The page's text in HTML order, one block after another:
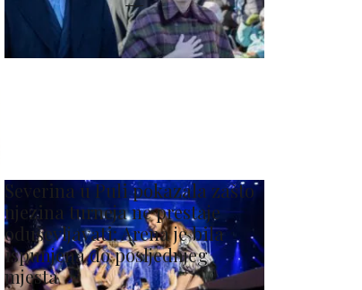
Severina u Puli pokazala zašto
njezina turneja ne prestaje
oduševljavati: Arena je bila
ispunjena do posljednjeg
mjesta